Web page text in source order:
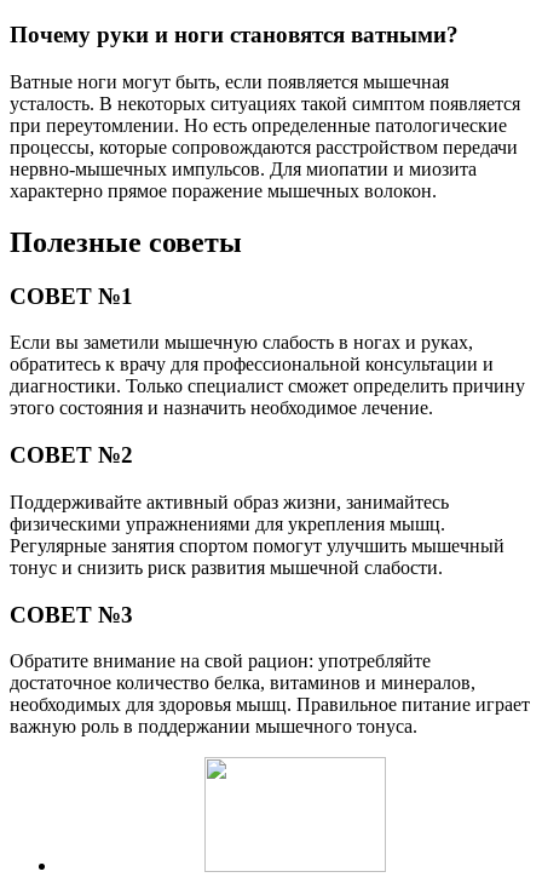
Почему руки и ноги становятся ватными?
Ватные ноги могут быть, если появляется мышечная
усталость. В некоторых ситуациях такой симптом появляется
при переутомлении. Но есть определенные патологические
процессы, которые сопровождаются расстройством передачи
нервно-мышечных импульсов. Для миопатии и миозита
характерно прямое поражение мышечных волокон.
Полезные советы
СОВЕТ №1
Если вы заметили мышечную слабость в ногах и руках,
обратитесь к врачу для профессиональной консультации и
диагностики. Только специалист сможет определить причину
этого состояния и назначить необходимое лечение.
СОВЕТ №2
Поддерживайте активный образ жизни, занимайтесь
физическими упражнениями для укрепления мышц.
Регулярные занятия спортом помогут улучшить мышечный
тонус и снизить риск развития мышечной слабости.
СОВЕТ №3
Обратите внимание на свой рацион: употребляйте
достаточное количество белка, витаминов и минералов,
необходимых для здоровья мышц. Правильное питание играет
важную роль в поддержании мышечного тонуса.